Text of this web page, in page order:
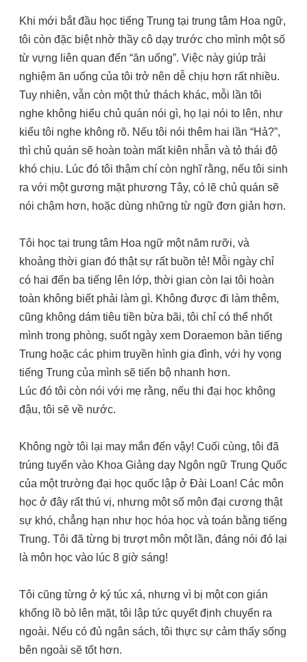
Khi mới bắt đầu học tiếng Trung tại trung tâm Hoa ngữ,
tôi còn đặc biệt nhờ thầy cô dạy trước cho mình một số
từ vựng liên quan đến “ăn uống”. Việc này giúp trải
nghiệm ăn uống của tôi trở nên dễ chịu hơn rất nhiều.
Tuy nhiên, vẫn còn một thử thách khác, mỗi lần tôi
nghe không hiểu chủ quán nói gì, họ lại nói to lên, như
kiểu tôi nghe không rõ. Nếu tôi nói thêm hai lần “Hả?”,
thì chủ quán sẽ hoàn toàn mất kiên nhẫn và tỏ thái độ
khó chịu. Lúc đó tôi thậm chí còn nghĩ rằng, nếu tôi sinh
ra với một gương mặt phương Tây, có lẽ chủ quán sẽ
nói chậm hơn, hoặc dùng những từ ngữ đơn giản hơn.
Tôi học tại trung tâm Hoa ngữ một năm rưỡi, và
khoảng thời gian đó thật sự rất buồn tẻ! Mỗi ngày chỉ
có hai đến ba tiếng lên lớp, thời gian còn lại tôi hoàn
toàn không biết phải làm gì. Không được đi làm thêm,
cũng không dám tiêu tiền bừa bãi, tôi chỉ có thể nhốt
mình trong phòng, suốt ngày xem Doraemon bản tiếng
Trung hoặc các phim truyền hình gia đình, với hy vọng
tiếng Trung của mình sẽ tiến bộ nhanh hơn.
Lúc đó tôi còn nói với mẹ rằng, nếu thi đại học không
đậu, tôi sẽ về nước.
Không ngờ tôi lại may mắn đến vậy! Cuối cùng, tôi đã
trúng tuyển vào Khoa Giảng dạy Ngôn ngữ Trung Quốc
của một trường đại học quốc lập ở Đài Loan! Các môn
học ở đây rất thú vị, nhưng một số môn đại cương thật
sự khó, chẳng hạn như học hóa học và toán bằng tiếng
Trung. Tôi đã từng bị trượt môn một lần, đáng nói đó lại
là môn học vào lúc 8 giờ sáng!
Tôi cũng từng ở ký túc xá, nhưng vì bị một con gián
khổng lồ bò lên mặt, tôi lập tức quyết định chuyển ra
ngoài. Nếu có đủ ngân sách, tôi thực sự cảm thấy sống
bên ngoài sẽ tốt hơn.